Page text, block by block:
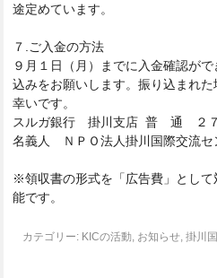
途定めています。
７.ご入金の方法
９月１日（月）
までに入金確認が
込みをお願いします。振り込まれ
幸いです。
スルガ銀行 掛川支店 普 通 ２７
名義人 ＮＰＯ法人掛川国際交流
※領収書の形式を「広告費」 とし
能です。
カテゴリー: KICの活動 お知らせ, 掛川